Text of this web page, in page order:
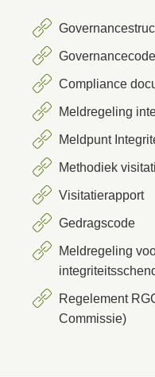
Compliance
Meldregeling
Meldpunt
Methodiek
Visitatierapport
Gedragscode
Meldregeling
Regelement
Commissie)